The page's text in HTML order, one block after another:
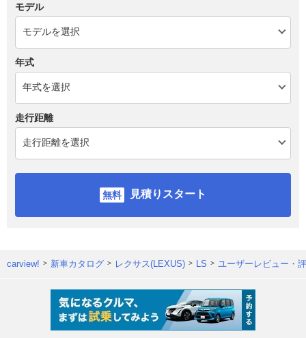
モデル
年式
走行距離
見積りスタート
carview! 新車カタログ レクサス(LEXUS) LS ユーザーレビュー・